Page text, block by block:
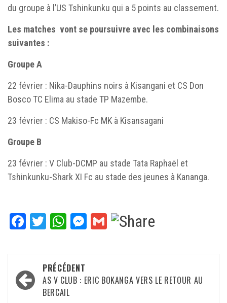
du groupe à l’US Tshinkunku qui a 5 points au classement.
Les matches vont se poursuivre avec les combinaisons
suivantes :
Groupe A
22 février : Nika-Dauphins noirs à Kisangani et CS Don
Bosco TC Elima au stade TP Mazembe.
23 février : CS Makiso-Fc MK à Kisansagani
Groupe B
23 février : V Club-DCMP au stade Tata Raphaël et
Tshinkunku-Shark XI Fc au stade des jeunes à Kananga.
Facebook
TwitterWhatsApp
Messenger
Gmail
Navigation
d’article
PRÉCÉDENT
AS V CLUB : ERIC BOKANGA VERS LE RETOUR AU
BERCAIL